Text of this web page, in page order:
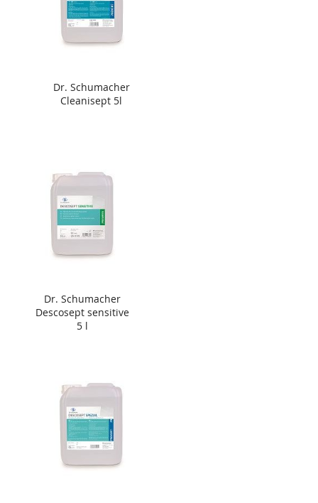
Dr. Schumacher
Cleanisept 5l
Dr. Schumacher
Descosept sensitive
5 l